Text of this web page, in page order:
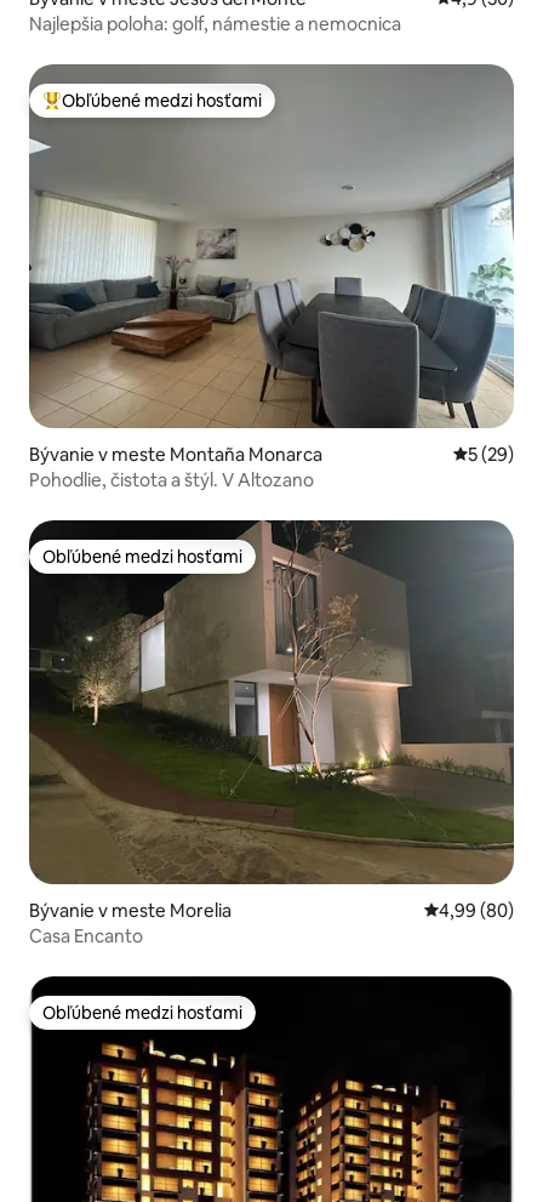
Najlepšia poloha: golf, námestie a nemocnica
Najobľúbenejšie medzi hosťami
Obľúbené medzi hosťami
Bývanie v meste Montaña Monarca
5 (29)
Pohodlie, čistota a štýl. V Altozano
Obľúbené medzi hosťami
Obľúbené medzi hosťami
Bývanie v meste Morelia Priemerné
4,99 (80)
Casa Encanto
Obľúbené medzi hosťami
Obľúbené medzi hosťami